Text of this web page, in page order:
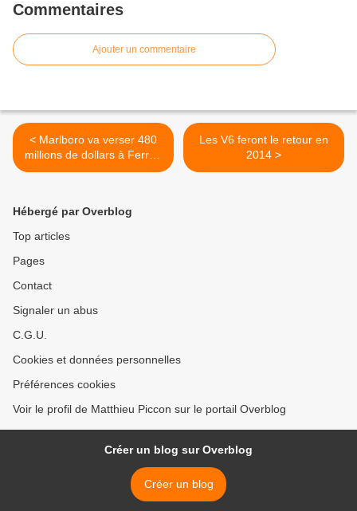
Commentaires
Ajouter un commentaire
< Marlboro va verser 480
millions de dollars à Ferrari
sur trois ans
Les V6 feront le retour en
2014 >
Hébergé par Overblog
Top articles
Pages
Contact
Signaler un abus
C.G.U.
Cookies et données personnelles
Préférences cookies
Voir le profil de Matthieu Piccon sur le portail Overblog
Créer un blog sur Overblog
Créer un blog